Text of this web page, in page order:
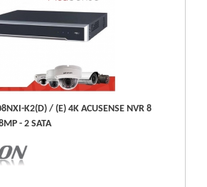
K2(D) / (E) 4K ACUSENSE NVR 8
- H265+ - 8MP - 2 SATA